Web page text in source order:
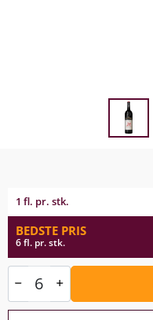
1 fl. pr. stk.
BEDSTE PRIS
6 fl. pr. stk.